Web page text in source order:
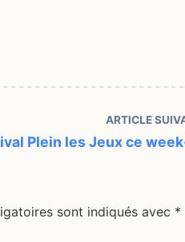
ARTICLE
Plein les Jeux ce
sont indiqués avec *